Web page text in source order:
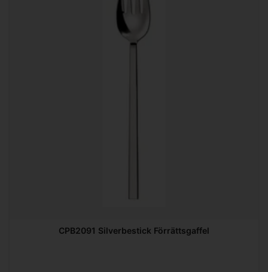
CPB2091 Silverbestick Förrättsgaffel